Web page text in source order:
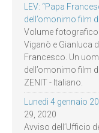
LEV: “Papa
dell’omonimo film
Volume
Viganò e Gianluca
Francesco. Un
dell’omonimo film
ZENIT - Italiano.
Lunedì 4 gennaio
29, 2020
Avviso dell’Ufficio